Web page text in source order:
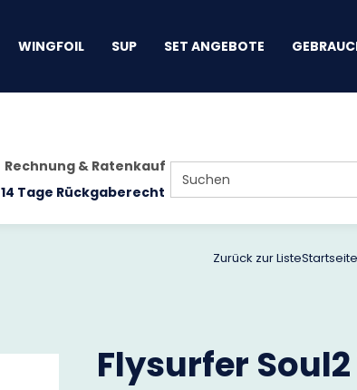
WINGFOIL SUP SET ANGEBOTE
Rechnung & Ratenkauf
14 Tage Rückgaberecht
Zurück zur ListeStartseite
Flysurfer Soul2